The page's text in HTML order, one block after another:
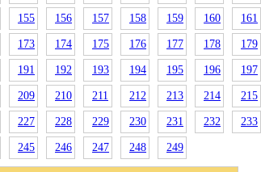
155 156 157 158 159 160 161
173 174 175 176 177 178 179
191 192 193 194 195 196 197
209 210 211 212 213 214 215
227 228 229 230 231 232 233
245 246 247 248 249